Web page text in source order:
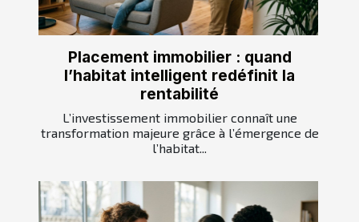
Placement immobilier : quand
l’habitat intelligent redéfinit la
rentabilité
L’investissement immobilier connaît une
transformation majeure grâce à l’émergence de
l’habitat...